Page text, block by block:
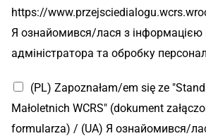
https://
Я ознайомився/лася з інформацією
адміністратора та обробку
(PL) Zapoznałam/em się ze
Małoletnich WCRS" (dokument
formularza) / (UA) Я ознайомився/